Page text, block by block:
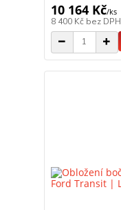
10 164 Kč/ks
8 400 Kč bez DPH